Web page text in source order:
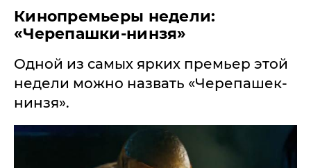
Кинопремьеры недели:
«Черепашки-нинзя»
Одной из самых ярких премьер этой
недели можно назвать «Черепашек-
нинзя».